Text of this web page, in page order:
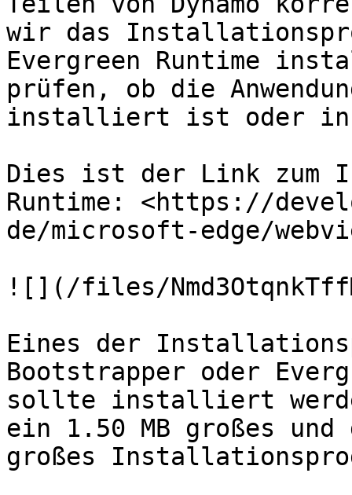
wir das
Evergreen Runtime
prüfen, ob die
installiert ist oder
Dies ist der Link zum
Runtime: <https://
de/microsoft-edge/
![](/files/
Eines der
Bootstrapper oder
sollte installiert
ein 1.50 MB großes
großes